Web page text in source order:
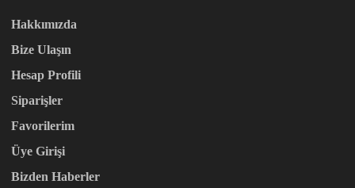
Hakkımızda
Bize Ulaşın
Hesap Profili
Siparişler
Favorilerim
Üye Girişi
Bizden Haberler